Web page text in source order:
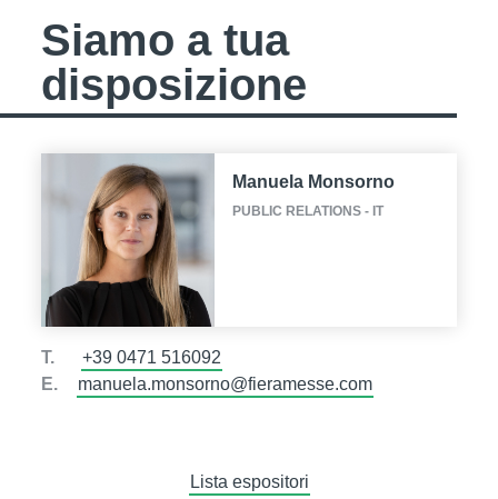
Siamo a tua
disposizione
Manuela Monsorno
PUBLIC RELATIONS - IT
T.
+39 0471 516092
E.
manuela.monsorno@fieramesse.com
Lista espositori